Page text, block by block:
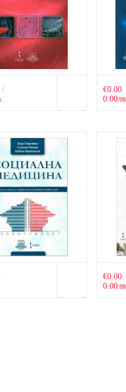
€0.00
0.00лв.
€0.00
0.00лв.